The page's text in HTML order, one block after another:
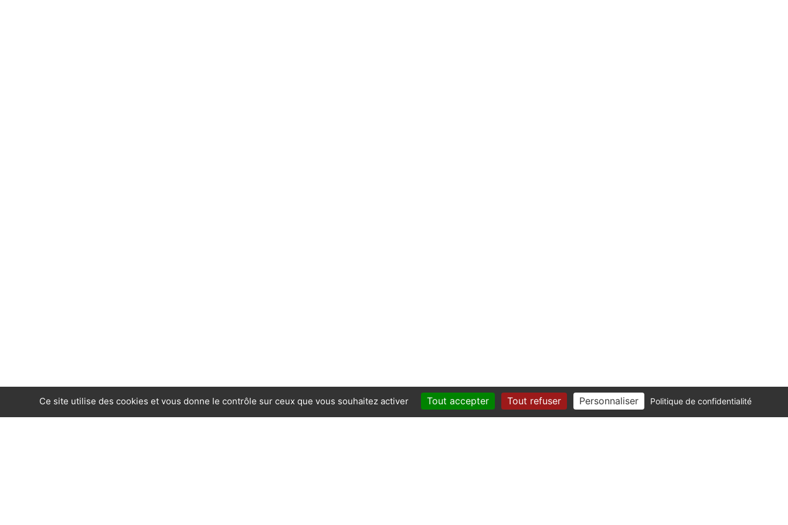
Ce site utilise des cookies et vous donne le contrôle sur ceux que vous souhaitez activer Tout accepter Tout refuser Personnaliser Politique de confidentialité